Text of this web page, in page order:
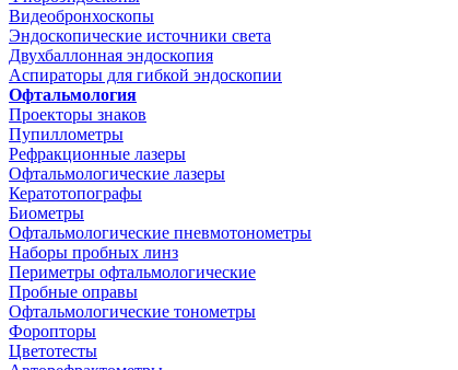
Видеобронхоскопы
Эндоскопические источники света
Двухбаллонная эндоскопия
Аспираторы для гибкой эндоскопии
Офтальмология
Проекторы знаков
Пупиллометры
Рефракционные лазеры
Офтальмологические лазеры
Кератотопографы
Биометры
Офтальмологические пневмотонометры
Наборы пробных линз
Периметры офтальмологические
Пробные оправы
Офтальмологические тонометры
Форопторы
Цветотесты